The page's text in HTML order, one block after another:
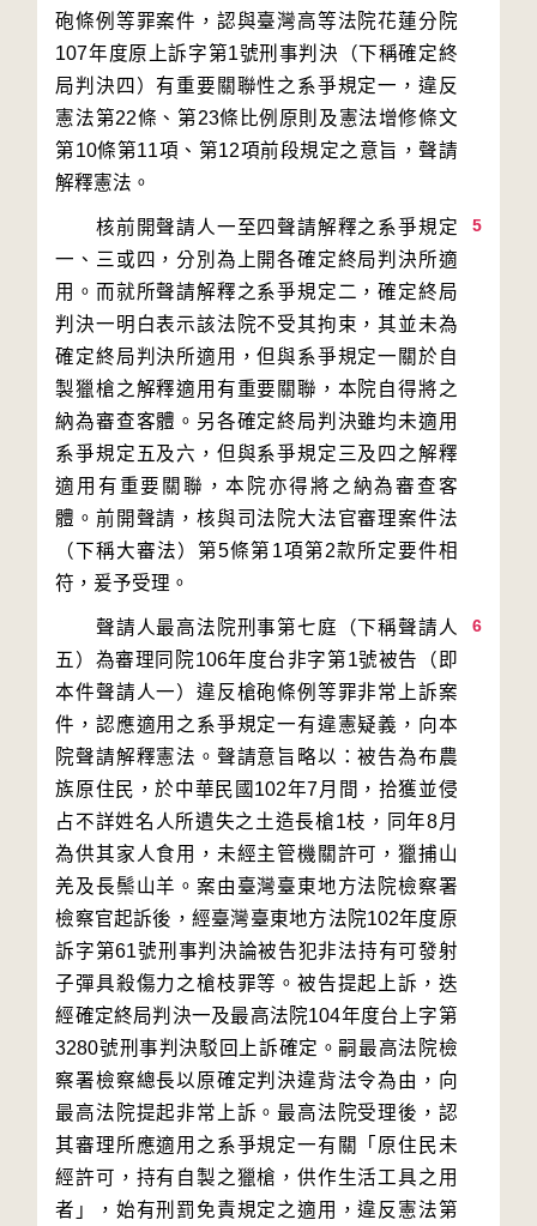
砲條例等罪案件，認與臺灣高等法院花蓮分院
107年度原上訴字第1號刑事判決（下稱確定終
局判決四）有重要關聯性之系爭規定一，違反
憲法第22條、第23條比例原則及憲法增修條文
第10條第11項、第12項前段規定之意旨，聲請
5
核前開聲請人一至四聲請解釋之系爭規定
一、三或四，分別為上開各確定終局判決所適
用。而就所聲請解釋之系爭規定二，確定終局
判決一明白表示該法院不受其拘束，其並未為
確定終局判決所適用，但與系爭規定一關於自
製獵槍之解釋適用有重要關聯，本院自得將之
納為審查客體。另各確定終局判決雖均未適用
系爭規定五及六，但與系爭規定三及四之解釋
適用有重要關聯，本院亦得將之納為審查客
體。前開聲請，核與司法院大法官審理案件法
（下稱大審法）第5條第1項第2款所定要件相
6
聲請人最高法院刑事第七庭（下稱聲請人
五）為審理同院106年度台非字第1號被告（即
本件聲請人一）違反槍砲條例等罪非常上訴案
件，認應適用之系爭規定一有違憲疑義，向本
院聲請解釋憲法。聲請意旨略以：被告為布農
族原住民，於中華民國102年7月間，拾獲並侵
占不詳姓名人所遺失之土造長槍1枝，同年8月
為供其家人食用，未經主管機關許可，獵捕山
羌及長鬃山羊。案由臺灣臺東地方法院檢察署
檢察官起訴後，經臺灣臺東地方法院102年度原
訴字第61號刑事判決論被告犯非法持有可發射
子彈具殺傷力之槍枝罪等。被告提起上訴，迭
經確定終局判決一及最高法院104年度台上字第
3280號刑事判決駁回上訴確定。嗣最高法院檢
察署檢察總長以原確定判決違背法令為由，向
最高法院提起非常上訴。最高法院受理後，認
其審理所應適用之系爭規定一有關「原住民未
經許可，持有自製之獵槍，供作生活工具之用
者」，始有刑罰免責規定之適用，違反憲法第